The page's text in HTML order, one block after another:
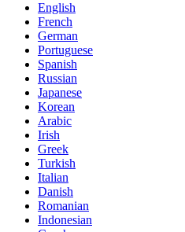
English
French
German
Portuguese
Spanish
Russian
Japanese
Korean
Arabic
Irish
Greek
Turkish
Italian
Danish
Romanian
Indonesian